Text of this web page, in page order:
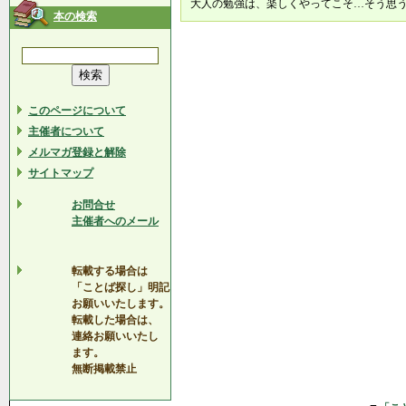
本の検索
このページについて
主催者について
メルマガ登録と解除
サイトマップ
お問合せ
主催者へのメール
転載する場合は
「ことば探し」明記
お願いいたします。
転載した場合は、
連絡お願いいたし
ます。
無断掲載禁止
大人の勉強は、楽しくやってこそ…そう思